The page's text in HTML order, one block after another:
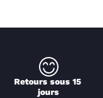
Retours sous 15
jours